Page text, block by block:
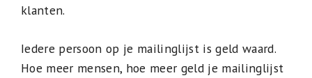
klanten.
Iedere persoon op je mailinglijst is geld waard.
Hoe meer mensen, hoe meer geld je mailinglijst